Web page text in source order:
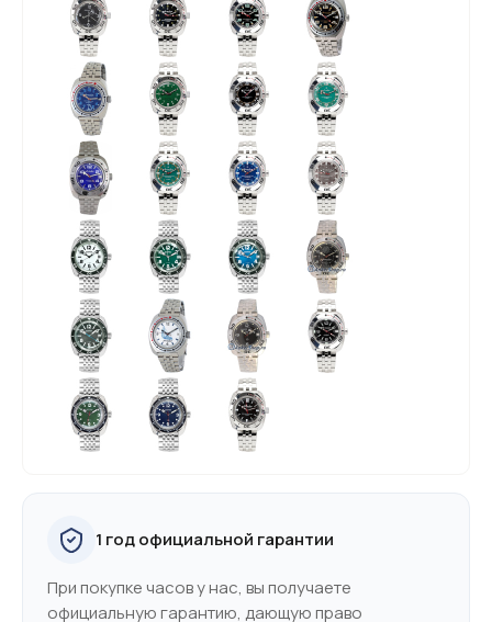
1 год официальной гарантии
При покупке часов у нас, вы получаете
официальную гарантию, дающую право